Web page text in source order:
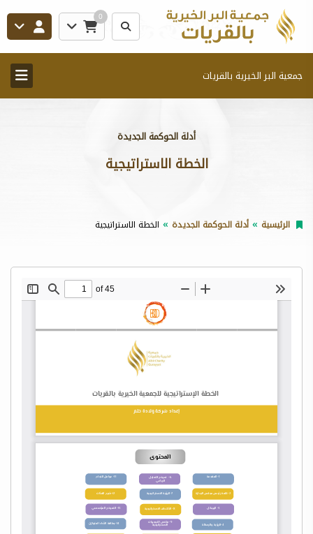
0
جمعية البر الخيرية بالقريات
أدلة الحوكمة الجديدة
الخطة الاستراتيجية
الرئيسية أدلة الحوكمة الجديدة الخطة الاستراتيجية